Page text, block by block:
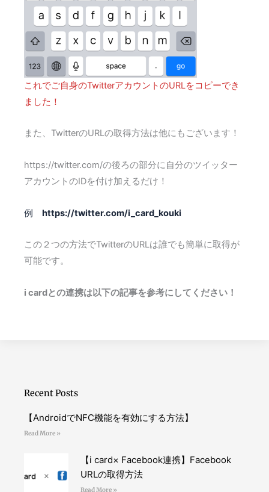
これでご自身のTwitterアカウントのURLをコピーでき
ました！
また、TwitterのURLの取得方法は他にもございます！
https://twitter.com/の後ろの部分に自分のツイッター
アカウントのIDを付け加えるだけ！
例 https://twitter.com/i_card_kouki
この２つの方法でTwitterのURLは誰でも簡単に取得が
可能です。
i cardとの連携は以下の記事を参考にしてください！
Recent Posts
【AndroidでNFC機能を有効にする方法】
Read More »
【i card× Facebook連携】Facebook
URLの取得方法
Read More »